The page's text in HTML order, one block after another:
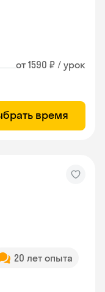
от 1590 ₽ / урок
время
20 лет опыта